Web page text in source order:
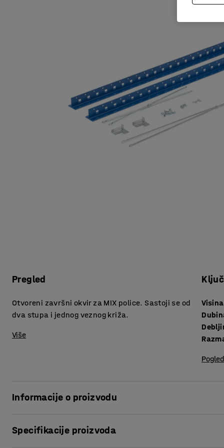
Pregled
Otvoreni završni okvir za MIX police. Sastoji se od
dva stupa i jednog veznog križa.
Više
Visina
Informacije o proizvodu
Otvoreni završni okvir se sastoje od dva stupa i veznog
Specifikacije proizvoda